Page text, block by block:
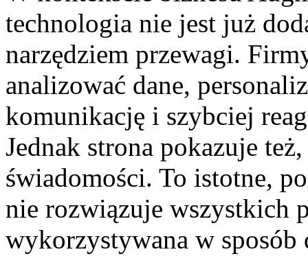
technologia nie jest już
narzędziem przewagi.
analizować dane,
komunikację i szybciej
Jednak strona pokazuje
świadomości. To istotne,
nie rozwiązuje wszystkich
wykorzystywana w sposób